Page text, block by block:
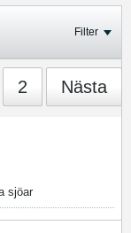
Filter
2 Nästa
sjöar